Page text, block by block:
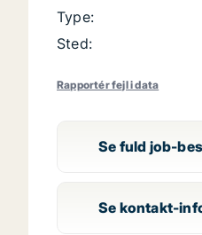
Type:
Sted:
Rapportér fejl i data
Se fuld job-
Se kontakt-